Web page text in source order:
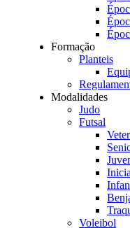
Formação
Planteis
Modalidades
Judo
Futsal
Voleibol